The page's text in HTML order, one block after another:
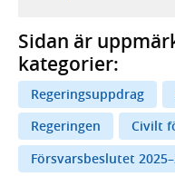
Sidan är
kategorier:
Regeringsuppdrag
Regeringen
Civilt
Försvarsbeslutet